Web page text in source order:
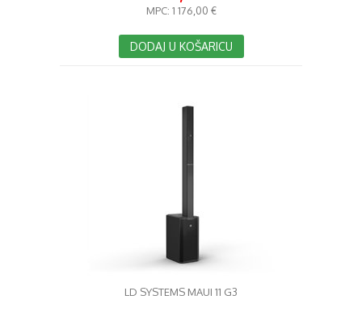
MPC: 1 176,00 €
DODAJ U KOŠARICU
LD SYSTEMS MAUI 11 G3